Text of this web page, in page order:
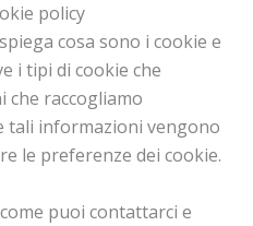
policy
cosa sono i cookie e
i tipi di cookie che
che raccogliamo
tali informazioni vengono
le preferenze dei cookie.
puoi contattarci e